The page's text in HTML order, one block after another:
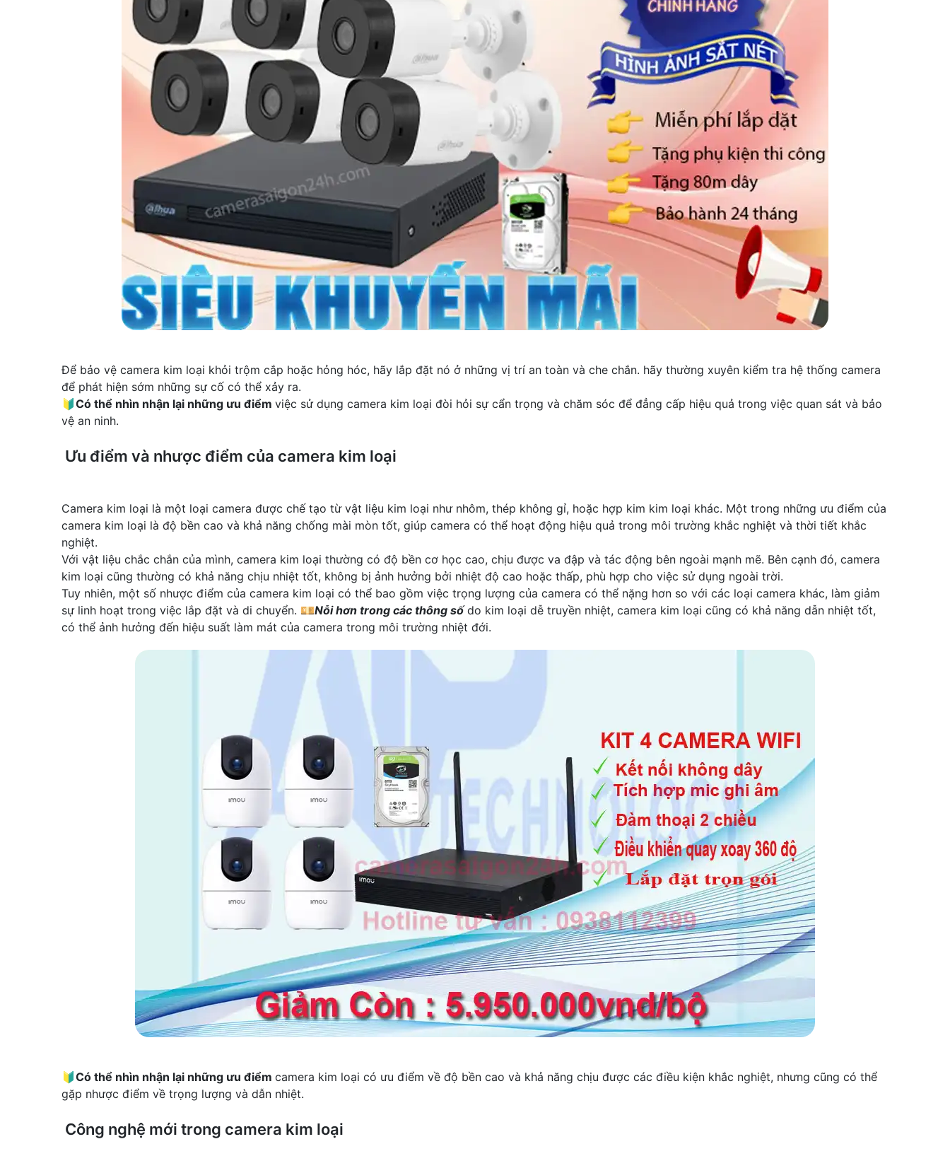
Để bảo vệ camera kim loại khỏi trộm cắp hoặc hỏng hóc, hãy lắp đặt nó ở những vị trí an toàn và che chắn. hãy thường xuyên kiểm tra hệ thống camera
để phát hiện sớm những sự cố có thể xảy ra.
🔰 Có thể nhìn nhận lại những ưu điểm việc sử dụng camera kim loại đòi hỏi sự cẩn trọng và chăm sóc để đẳng cấp hiệu quả trong việc quan sát và bảo
vệ an ninh.
Ưu điểm và nhược điểm của camera kim loại
Camera kim loại là một loại camera được chế tạo từ vật liệu kim loại như nhôm, thép không gỉ, hoặc hợp kim kim loại khác. Một trong những ưu điểm của
camera kim loại là độ bền cao và khả năng chống mài mòn tốt, giúp camera có thể hoạt động hiệu quả trong môi trường khắc nghiệt và thời tiết khắc
nghiệt.
Với vật liệu chắc chắn của mình, camera kim loại thường có độ bền cơ học cao, chịu được va đập và tác động bên ngoài mạnh mẽ. Bên cạnh đó, camera
kim loại cũng thường có khả năng chịu nhiệt tốt, không bị ảnh hưởng bởi nhiệt độ cao hoặc thấp, phù hợp cho việc sử dụng ngoài trời.
Tuy nhiên, một số nhược điểm của camera kim loại có thể bao gồm việc trọng lượng của camera có thể nặng hơn so với các loại camera khác, làm giảm
sự linh hoạt trong việc lắp đặt và di chuyển. 💴Nỗi hơn trong các thông sốdo kim loại dễ truyền nhiệt, camera kim loại cũng có khả năng dẫn nhiệt tốt,
có thể ảnh hưởng đến hiệu suất làm mát của camera trong môi trường nhiệt đới.
🔰 Có thể nhìn nhận lại những ưu điểm camera kim loại có ưu điểm về độ bền cao và khả năng chịu được các điều kiện khắc nghiệt, nhưng cũng có thể
gặp nhược điểm về trọng lượng và dẫn nhiệt.
Công nghệ mới trong camera kim loại